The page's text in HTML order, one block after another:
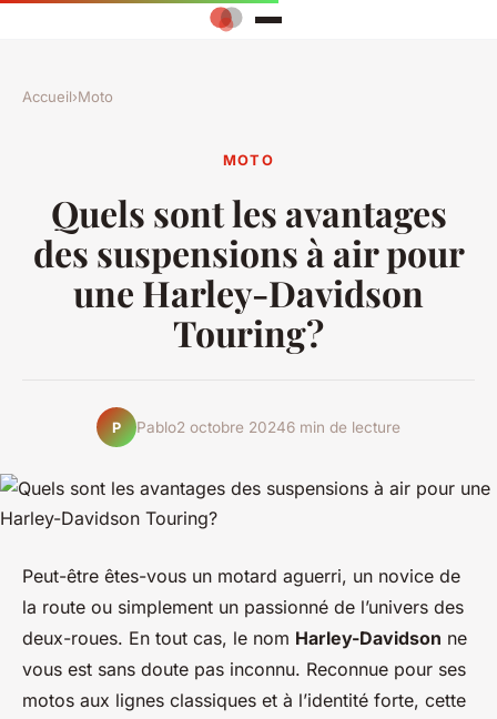
Accueil›Moto
MOTO
Quels sont les avantages
des suspensions à air pour
une Harley-Davidson
Touring?
P Pablo2 octobre 20246 min de lecture
Peut-être êtes-vous un motard aguerri, un novice de
la route ou simplement un passionné de l’univers des
deux-roues. En tout cas, le nom Harley-Davidson ne
vous est sans doute pas inconnu. Reconnue pour ses
motos aux lignes classiques et à l’identité forte, cette